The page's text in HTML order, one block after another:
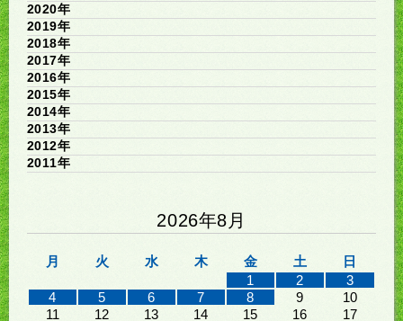
2020年
2019年
2018年
2017年
2016年
2015年
2014年
2013年
2012年
2011年
2026年8月
月 火 水 木 金 土
日
1
2
3
4
5 6 7 8 9
10
11
12 13 14 15 16 17